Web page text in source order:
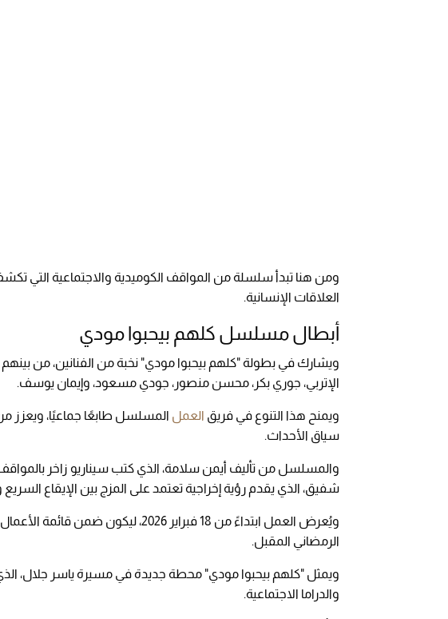
ومن هنا تبدأ سلسلة من المواقف الكوميدية والاجتماعية التي
العلاقات الإنسانية.
أبطال مسلسل كلهم بيحبوا مودي
ويشارك في بطولة "كلهم بيحبوا مودي" نخبة من الفنانين، من
الإتربي، جوري بكر، محسن منصور، جودي مسعود، وإيمان يوسف.
ويمنح هذا التنوع في فريق العمل المسلسل طابعًا جماعيًا، ويعزز
سياق الأحداث.
والمسلسل من تأليف أيمن سلامة، الذي كتب سيناريو زاخر بالمواقف
شفيق، الذي يقدم رؤية إخراجية تعتمد على المزج بين الإيقاع
ويُعرض العمل ابتداءً من 18 فبراير 2026،
الرمضاني المقبل.
ويمثل "كلهم بيحبوا مودي" محطة جديدة في مسيرة ياسر جلال،
والدراما الاجتماعية.